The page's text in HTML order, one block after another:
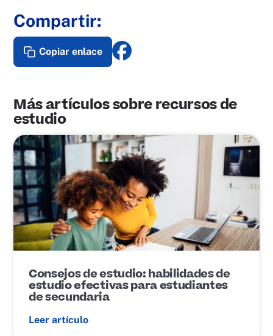
Compartir:
Copiar enlace
Más artículos sobre recursos de
estudio
E
n
l
a
c
e
d
e
p
b
Consejos de estudio: habilidades de
estudio efectivas para estudiantes
de secundaria
Leer artículo